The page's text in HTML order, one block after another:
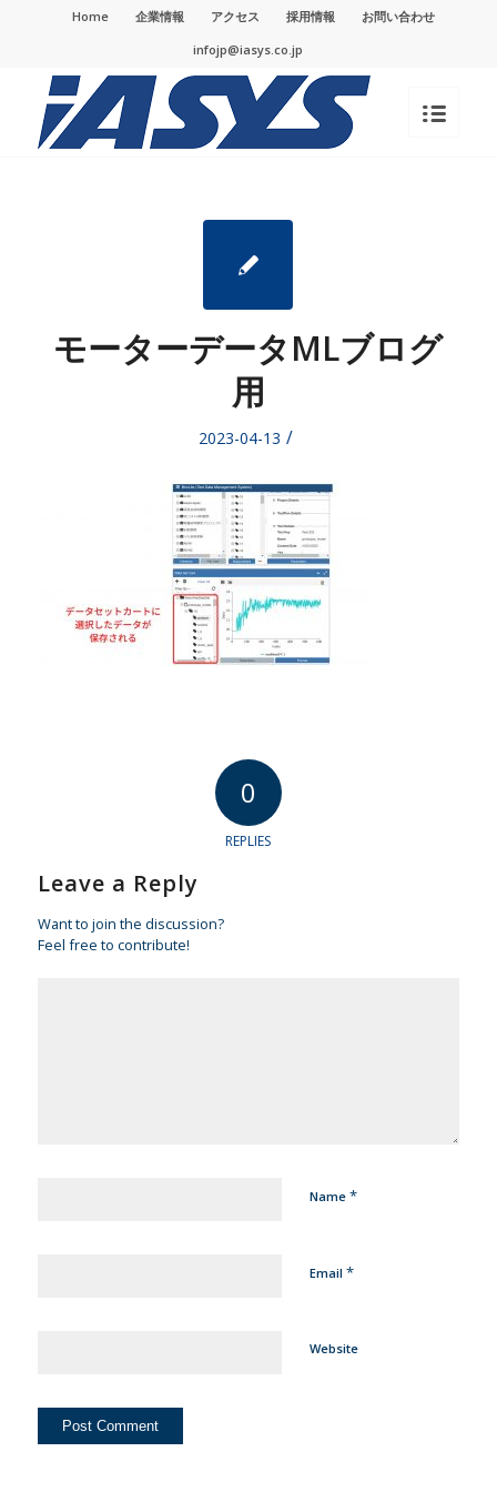
Home 企業情報 アクセス 採用情報
お問い合わせ
infojp@iasys.co.jp
モーターデータMLブログ
用
2023-04-13 /
0
REPLIES
Leave a Reply
Want to join the discussion?
Feel free to contribute!
Name *
Email *
Website